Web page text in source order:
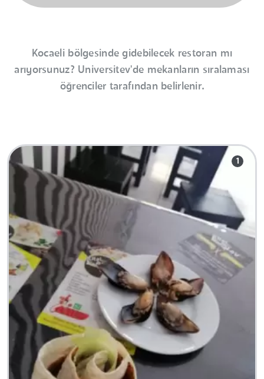
Kocaeli bölgesinde gidebilecek restoran mı
arıyorsunuz? Universitev'de mekanların sıralaması
öğrenciler tarafından belirlenir.
1